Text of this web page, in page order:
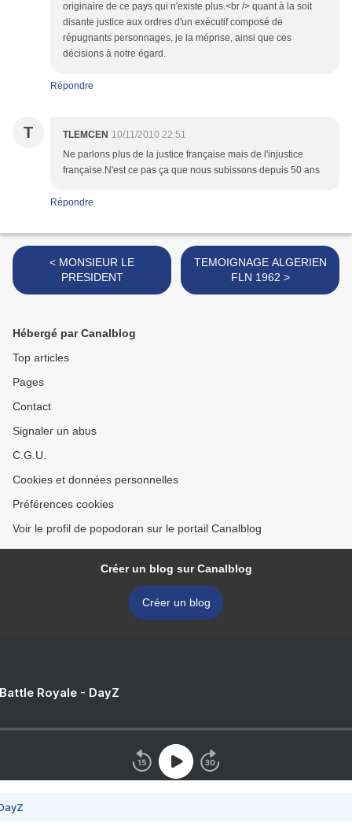
originaire de ce pays qui n'existe plus.<br /> quant à la soit
disante justice aux ordres d'un exécutif composé de
répugnants personnages, je la méprise, ainsi que ces
décisions à notre égard.
Répondre
T TLEMCEN 10/11/2010 22:51
Ne parlons plus de la justice française mais de l'injustice
française.N'est ce pas ça que nous subissons depuis 50 ans
Répondre
< MONSIEUR LE
PRESIDENT
TEMOIGNAGE ALGERIEN
FLN 1962 >
Hébergé par Canalblog
Top articles
Pages
Contact
Signaler un abus
C.G.U.
Cookies et données personnelles
Préférences cookies
Voir le profil de popodoran sur le portail Canalblog
Créer un blog sur Canalblog
Créer un blog
Royale - DayZ